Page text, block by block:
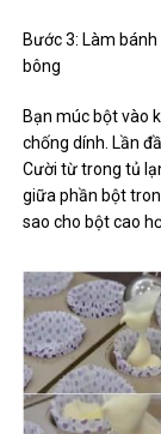
Bước 3: Làm
bông
Bạn múc bột vào
chống dính. Lần
Cười từ trong tủ
giữa phần bột
sao cho bột cao